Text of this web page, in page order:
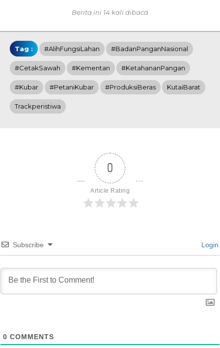
Berita ini 14 kali dibaca
Tag : #AlihFungsiLahan #BadanPanganNasional
#CetakSawah #Kementan #KetahananPangan
#Kubar #PetaniKubar #ProduksiBeras KutaiBarat
Trackperistiwa
0
Article Rating
Subscribe Login
0 COMMENTS